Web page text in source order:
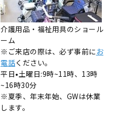
介護用品・福祉用具のショール
ーム
※ご来店の際は、必ず事前に お
電話ください。
平日•土曜日:9時~11時、13時
~16時30分
※夏季、年末年始、GWは休業
します。